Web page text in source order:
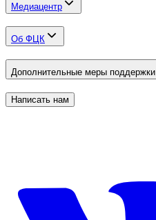
Медиацентр
Об ФЦК
Дополнительные меры поддержки
Написать нам